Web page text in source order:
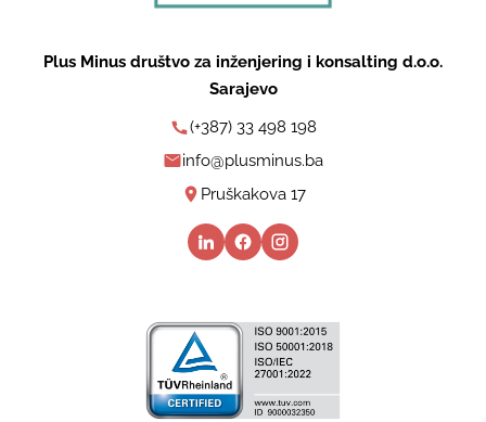
Plus Minus društvo za inženjering i konsalting d.o.o.
Sarajevo
(+387) 33 498 198
info@plusminus.ba
Pruškakova 17